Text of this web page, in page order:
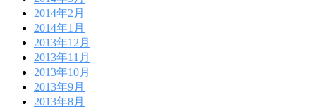
2014年2月
2014年1月
2013年12月
2013年11月
2013年10月
2013年9月
2013年8月